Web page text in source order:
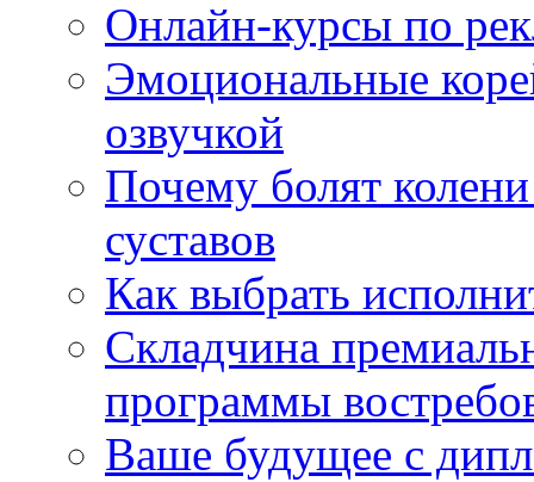
Онлайн-курсы по
Эмоциональные
озвучкой
Почему болят
суставов
Как выбрать
Складчина
программы
Ваше будущее с